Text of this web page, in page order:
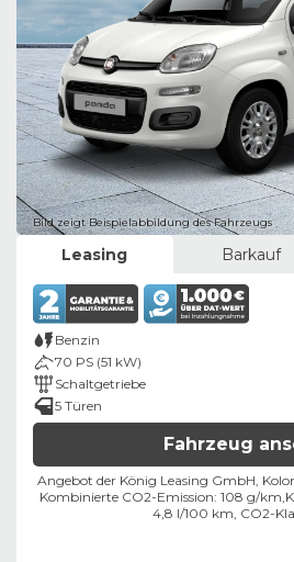
Bild zeigt Beispielabbildung des Fahrzeugs
Leasing Barkauf
Benzin
70 PS (51 kW)
Schaltgetriebe
5 Türen
Fahrzeug
Angebot der König Leasing GmbH,
Kombinierte CO2-Emission: 108 g/km,
4,8 l/100 km, CO2-